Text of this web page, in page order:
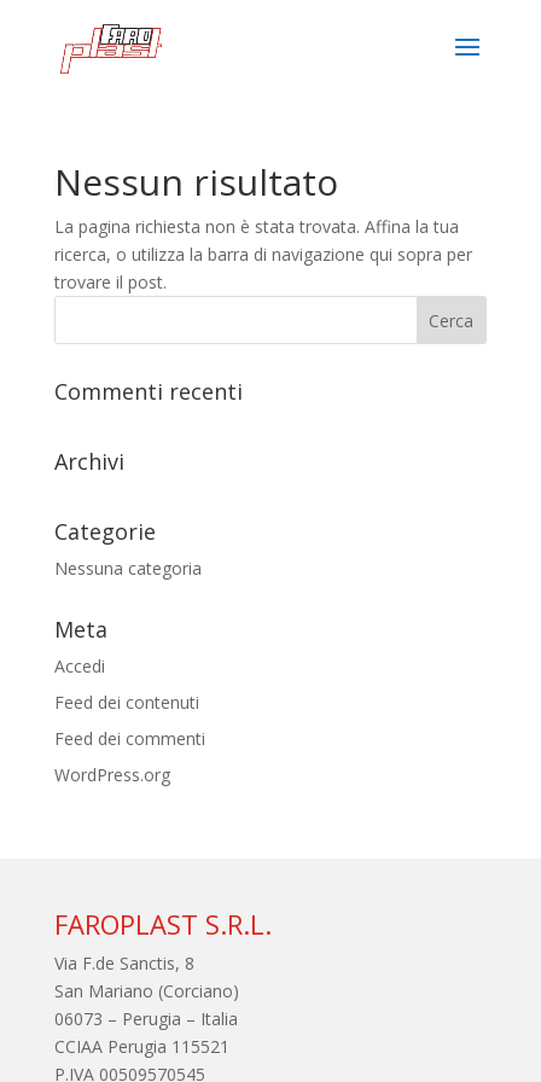
Nessun risultato
La pagina richiesta non è stata trovata. Affina la tua
ricerca, o utilizza la barra di navigazione qui sopra per
trovare il post.
Commenti recenti
Archivi
Categorie
Nessuna categoria
Meta
Accedi
Feed dei contenuti
Feed dei commenti
WordPress.org
FAROPLAST S.R.L.
Via F.de Sanctis, 8
San Mariano (Corciano)
06073 – Perugia – Italia
CCIAA Perugia 115521
P.IVA 00509570545